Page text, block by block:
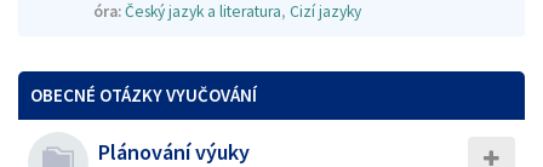
óra:Český jazyk a literatura, Cizí jazyky
OBECNÉ OTÁZKY VYUČOVÁNÍ
Plánování výuky